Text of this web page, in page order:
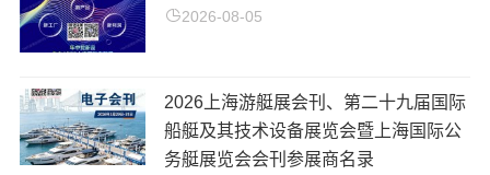
2026-08-05
2026上海游艇展会刊、第二十九届国际
船艇及其技术设备展览会暨上海国际公
务艇展览会会刊参展商名录